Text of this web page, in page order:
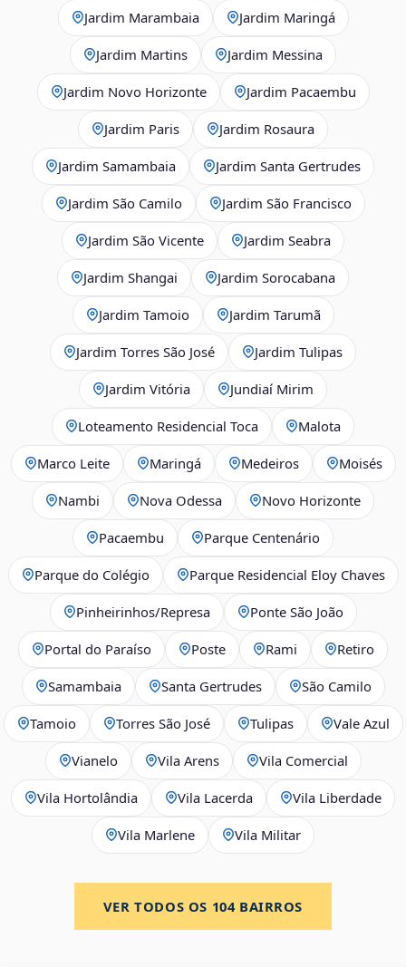
Jardim Marambaia Jardim Maringá
Jardim Martins Jardim Messina
Jardim Novo Horizonte Jardim Pacaembu
Jardim Paris Jardim Rosaura
Jardim Samambaia Jardim Santa Gertrudes
Jardim São Camilo Jardim São Francisco
Jardim São Vicente Jardim Seabra
Jardim Shangai Jardim Sorocabana
Jardim Tamoio Jardim Tarumã
Jardim Torres São José Jardim Tulipas
Jardim Vitória Jundiaí Mirim
Loteamento Residencial Toca Malota
Marco Leite Maringá Medeiros Moisés
Nambi Nova Odessa Novo Horizonte
Pacaembu Parque Centenário
Parque do Colégio Parque Residencial Eloy Chaves
Pinheirinhos/Represa Ponte São João
Portal do Paraíso Poste Rami Retiro
Samambaia Santa Gertrudes São Camilo
Tamoio Torres São José Tulipas Vale Azul
Vianelo Vila Arens Vila Comercial
Vila Hortolândia Vila Lacerda Vila Liberdade
Vila Marlene Vila Militar
VER TODOS OS 104BAIRROS